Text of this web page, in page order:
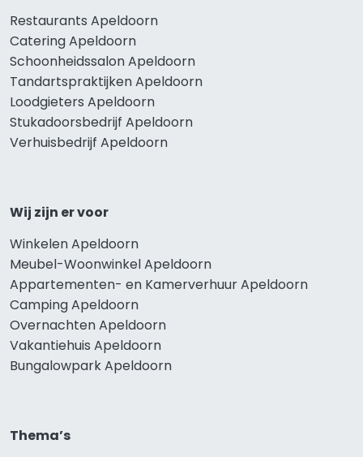
Restaurants Apeldoorn
Catering Apeldoorn
Schoonheidssalon Apeldoorn
Tandartspraktijken Apeldoorn
Loodgieters Apeldoorn
Stukadoorsbedrijf Apeldoorn
Verhuisbedrijf Apeldoorn
Wij zijn er voor
Winkelen Apeldoorn
Meubel-Woonwinkel Apeldoorn
Appartementen- en Kamerverhuur Apeldoorn
Camping Apeldoorn
Overnachten Apeldoorn
Vakantiehuis Apeldoorn
Bungalowpark Apeldoorn
Thema’s